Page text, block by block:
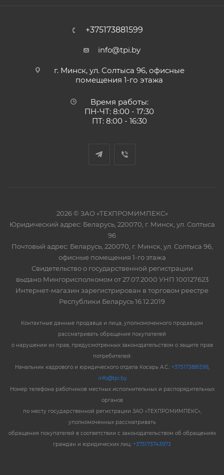
+375173881599
info@tpi.by
г. Минск, ул. Солтыса 96, офисные
помещения 1-го этажа
Время работы:
ПН-ЧТ: 8:00 - 17:30
ПТ: 8:00 - 16:30
2026 © ЗАО «ТЕХПРОМИМПЕКС»
Юридический адрес: Беларусь, 220070, г. Минск, ул. Солтыса
96
Почтовый адрес: Беларусь, 220070, г. Минск, ул. Солтыса 96,
офисные помещения 1-го этажа
Свидетельство о государственной регистрации
выдано Мингорисполкомом от 27.07.2000 УНП 100127623
Интернет-магазин зарегистрирован в торговом реестре
Республики Беларусь 16.12.2019
Контактные данные продавца и лица, уполномоченного продавцом
рассматривать обращения покупателей
о нарушении их прав, предусмотренных законодательством о защите прав
потребителей:
Начальник кадрового и юридического отдела Косарь А.С.: +375173881599,
info@tpi.by
Номер телефона работников местных исполнительных и распорядительных
органов
по месту государственной регистрации ЗАО «ТЕХПРОМИМПЕКС»,
уполномоченных рассматривать
обращения покупателей в соответствии с законодательством об обращениях
граждан и юридических лиц: +375173743973